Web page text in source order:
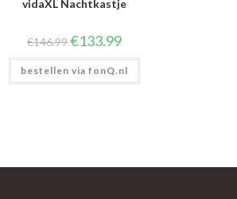
vidaXL Nachtkastje
€146.99Oorspronkelijke
prijs
was:
€146.99.
€133.99Huidige
is:
€133.99.
bestellen via fonQ.nl